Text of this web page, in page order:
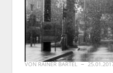
VONRAINER BARTEL